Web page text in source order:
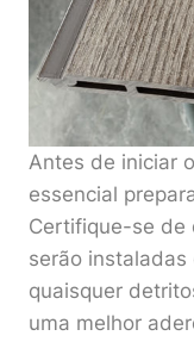
Antes de iniciar
essencial
Certifique-se de
serão
quaisquer
uma melhor